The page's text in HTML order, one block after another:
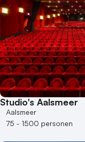
Studio's Aalsmeer
Aalsmeer
75 - 1500 personen